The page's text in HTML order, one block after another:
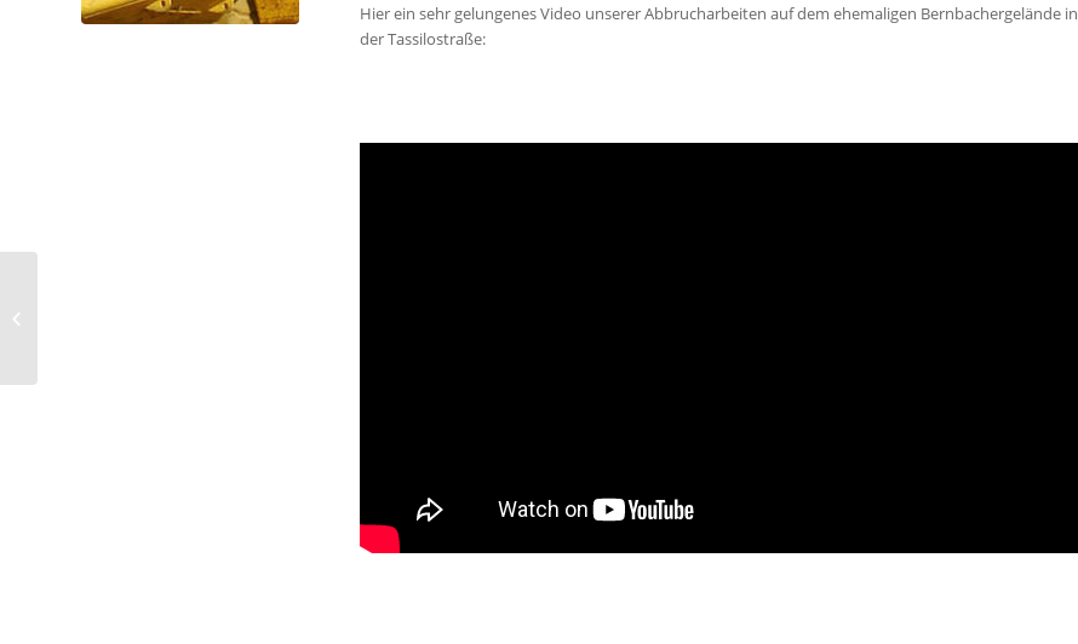
Hier ein sehr gelungenes Video unserer Abbrucharbeiten auf dem ehemaligen Bernbachergelände in
der Tassilostraße: